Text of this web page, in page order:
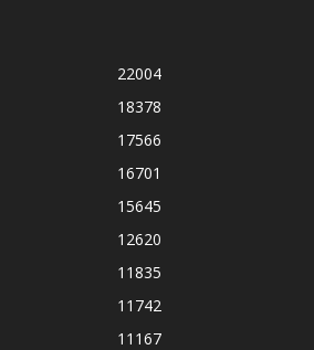
22004
18378
17566
16701
15645
12620
11835
11742
11167